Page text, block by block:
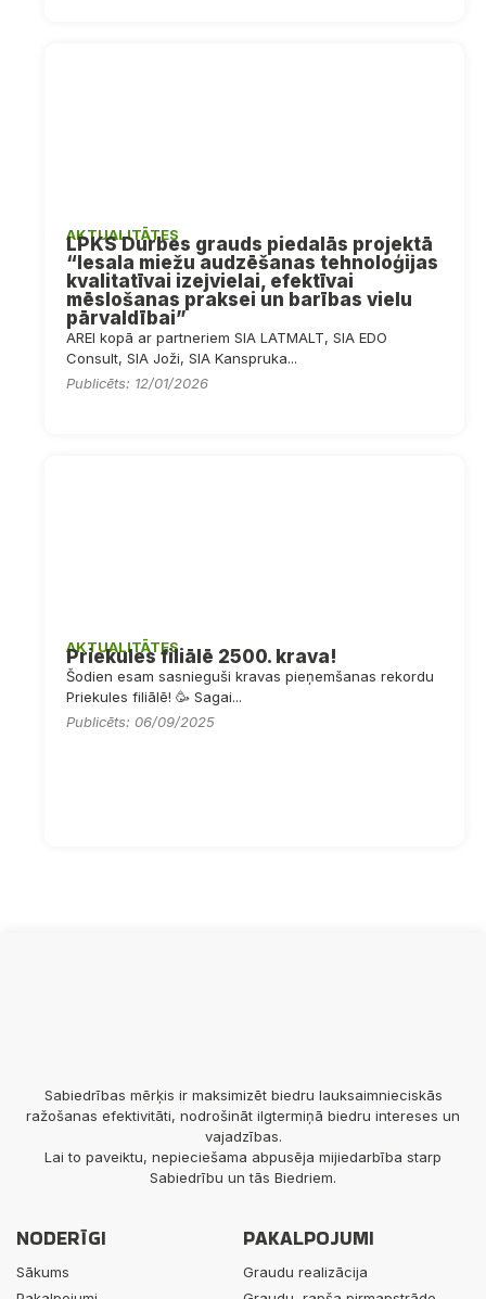
AKTUALITĀTES
LPKS Durbes grauds piedalās projektā
“Iesala miežu audzēšanas tehnoloģijas
kvalitatīvai izejvielai, efektīvai
mēslošanas praksei un barības vielu
pārvaldībai”
AREI kopā ar partneriem SIA LATMALT, SIA EDO
Consult, SIA Joži, SIA Kanspruka...
Publicēts: 12/01/2026
AKTUALITĀTES
Priekules filiālē 2500. krava!
Šodien esam sasnieguši kravas pieņemšanas rekordu
Priekules filiālē! 🥳 Sagai...
Publicēts: 06/09/2025
Sabiedrības mērķis ir maksimizēt biedru lauksaimnieciskās
ražošanas efektivitāti, nodrošināt ilgtermiņā biedru intereses un
vajadzības.
Lai to paveiktu, nepieciešama abpusēja mijiedarbība starp
Sabiedrību un tās Biedriem.
NODERĪGI
Sākums
PAKALPOJUMI
Graudu realizācija